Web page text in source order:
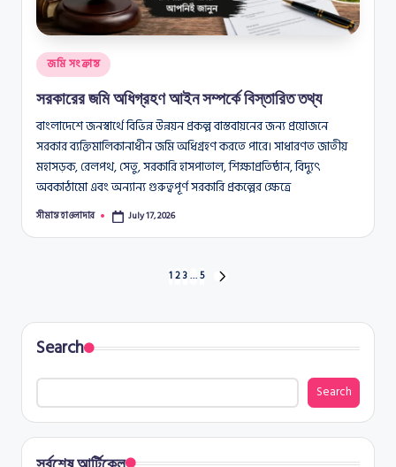
Posted
in
জমি সংক্রান্ত
সরকারের জমি অধিগ্রহণ আইন সম্পর্কে বিস্তারিত তথ্য
বাংলাদেশে জনস্বার্থে বিভিন্ন উন্নয়ন প্রকল্প বাস্তবায়নের জন্য প্রয়োজনে
সরকার ব্যক্তিমালিকানাধীন জমি অধিগ্রহণ করতে পারে। সাধারণত জাতীয়
মহাসড়ক, রেলপথ, সেতু, সরকারি হাসপাতাল, শিক্ষাপ্রতিষ্ঠান, বিদ্যুৎ
অবকাঠামো এবং অন্যান্য গুরুত্বপূর্ণ সরকারি প্রকল্পের ক্ষেত্রে
Posted
সীমান্ত হাওলাদার July 17, 2026
pagination
123…5
Search
Search